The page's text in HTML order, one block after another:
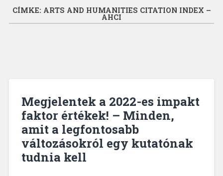
CÍMKE: ARTS AND HUMANITIES CITATION INDEX –
AHCI
Megjelentek a 2022-es impakt
faktor értékek! – Minden,
amit a legfontosabb
változásokról egy kutatónak
tudnia kell